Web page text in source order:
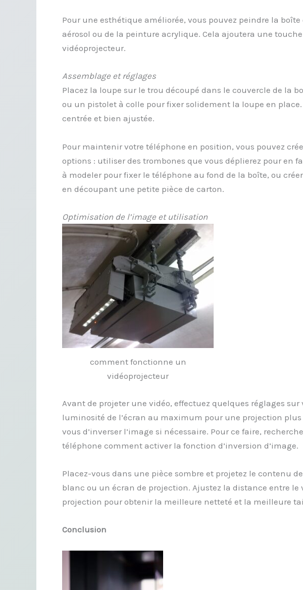
Pour une esthétique améliorée, vous pouvez peindre la
aérosol ou de la peinture acrylique. Cela ajoutera une
vidéoprojecteur.
Assemblage et réglages
Placez la loupe sur le trou découpé dans le couvercle de la
ou un pistolet à colle pour fixer solidement la loupe en
centrée et bien ajustée.
Pour maintenir votre téléphone en position, vous pouvez
options : utiliser des trombones que vous déplierez pour en
à modeler pour fixer le téléphone au fond de la boîte, ou
en découpant une petite pièce de carton.
Optimisation de l’image et utilisation
comment fonctionne un
vidéoprojecteur
Avant de projeter une vidéo, effectuez quelques réglages
luminosité de l’écran au maximum pour une projection
vous d’inverser l’image si nécessaire. Pour ce faire,
téléphone comment activer la fonction d’inversion d’image.
Placez-vous dans une pièce sombre et projetez le contenu
blanc ou un écran de projection. Ajustez la distance entre le
projection pour obtenir la meilleure netteté et la meilleure
Conclusion